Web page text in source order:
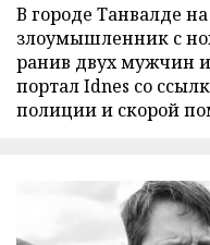
В городе Танвалде
злоумышленник с
ранив двух мужчин
портал Idnes со
полиции и скорой